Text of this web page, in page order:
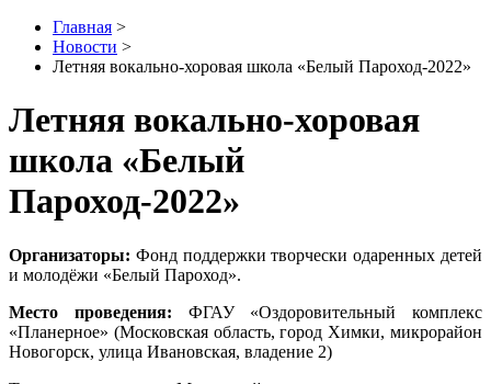
Главная >
Новости >
Летняя вокально-хоровая школа «Белый Пароход-2022»
Летняя вокально-хоровая
школа «Белый
Пароход-2022»
Организаторы: Фонд поддержки творчески одаренных детей
и молодёжи «Белый Пароход».
Место проведения: ФГАУ «Оздоровительный комплекс
«Планерное» (Московская область, город Химки, микрорайон
Новогорск, улица Ивановская, владение 2)